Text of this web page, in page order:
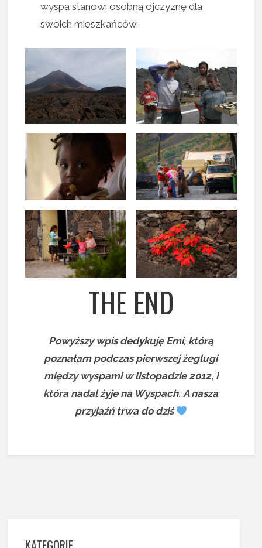
wyspa stanowi osobną ojczyznę dla
swoich mieszkańców.
THE END
Powyższy wpis dedykuję Emi, którą
poznałam podczas pierwszej żeglugi
między wyspami w listopadzie 2012, i
która nadal żyje na Wyspach. A nasza
przyjaźń trwa do dziś